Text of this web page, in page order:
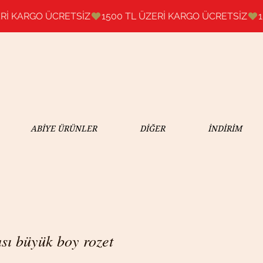
ABİYE ÜRÜNLER DİĞER İNDİRİM
büyük boy rozet